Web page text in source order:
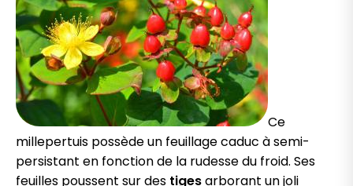
Ce
millepertuis possède un feuillage caduc à semi-
persistant en fonction de la rudesse du froid. Ses
feuilles poussent sur des tigesarborant un joli